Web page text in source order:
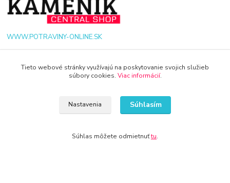
WWW.POTRAVINY-ONLINE.SK
+421 940 949 000
Tieto webové stránky využívajú na poskytovanie svojich služieb
súbory cookies. Viac informácií.
Nastavenia Súhlasím
Súhlas môžete odmietnuťtu.